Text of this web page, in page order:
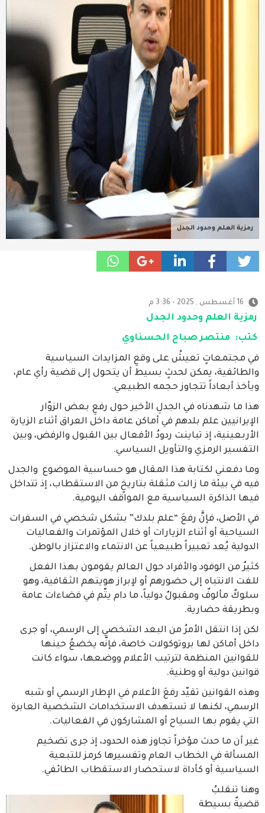
رمزية العلم وحدود الجدل
16 أغسطس , 2025 - 3:36 م
رمزية العلم وحدود الجدل
كتب: منتصر صباح الحسناوي
في مجتمعاتٍ تعيشُ على وقعِ المزايدات السياسية
والطائفية، يمكن لحدثٍ بسيط أن يتحول إلى قضية رأي عام،
ويأخذ أبعاداً تتجاوز حجمه الطبيعي.
هذا ما شهدناه في الجدلِ الأخير حول رفعِ بعض الزوّار
الإيرانيين علم بلدهم في أماكن عامة داخل العراق أثناء الزيارة
الأربعينية، إذ تباينت ردودُ الأفعال بين القبول والرفض، وبين
التفسير الرمزي والتأويل السياسي.
وما دفعني لكتابة هذا المقال هو حساسية الموضوع والجدل
فيه في بيئة ما زالت مثقلة بتاريخٍ من الاستقطاب، إذ تتداخل
فيها الذاكرة السياسية مع المواقف اليومية.
في الأصل، فإنَّ رفعَ “علم بلدك” بشكل شخصي في السفرات
السياحية أو أثناء الزيارات أو خلال المؤتمرات والفعاليات
الدولية يُعد تعبيراً طبيعياً عن الانتماء والاعتزاز بالوطن.
كثيرٌ من الوفود والأفراد حول العالم يقومون بهذا الفعل
للفت الانتباه إلى حضورهم أو لإبراز هويتهم الثقافية، وهو
سلوكٌ مألوفٌ ومقبولٌ دولياً، ما دام يتّم في فضاءات عامة
وبطريقة حضارية.
لكن إذا انتقل الأمرُ من البعد الشخصي إلى الرسمي، أو جرى
داخل أماكن لها بروتوكولات خاصة، فإنَّه يخضعُ حينها
للقوانين المنظمة لترتيب الأعلام ووضعها، سواء كانت
قوانين دولية أو وطنية.
وهذه القوانين تقيّد رفعَ الأعلام في الإطار الرسمي أو شبه
الرسمي، لكنها لا تستهدف الاستخدامات الشخصية العابرة
التي يقوم بها السياح أو المشاركون في الفعاليات.
غير أن ما حدث مؤخراً تجاوز هذه الحدود، إذ جرى تضخيم
المسألة في الخطاب العام وتفسيرها كرمز للتبعية
السياسية أو كأداة لاستحضار الاستقطاب الطائفي.
وهنا تنقلبُ
قضيةٌ بسيطة
تحقيقات صحفية
عامة ومنوعات
طب وصحة